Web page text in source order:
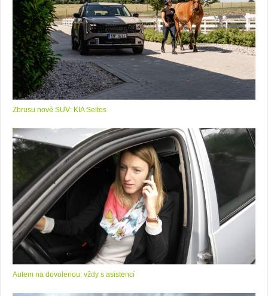
Zbrusu nové SUV: KIA Seltos
Autem na dovolenou: vždy s asistencí